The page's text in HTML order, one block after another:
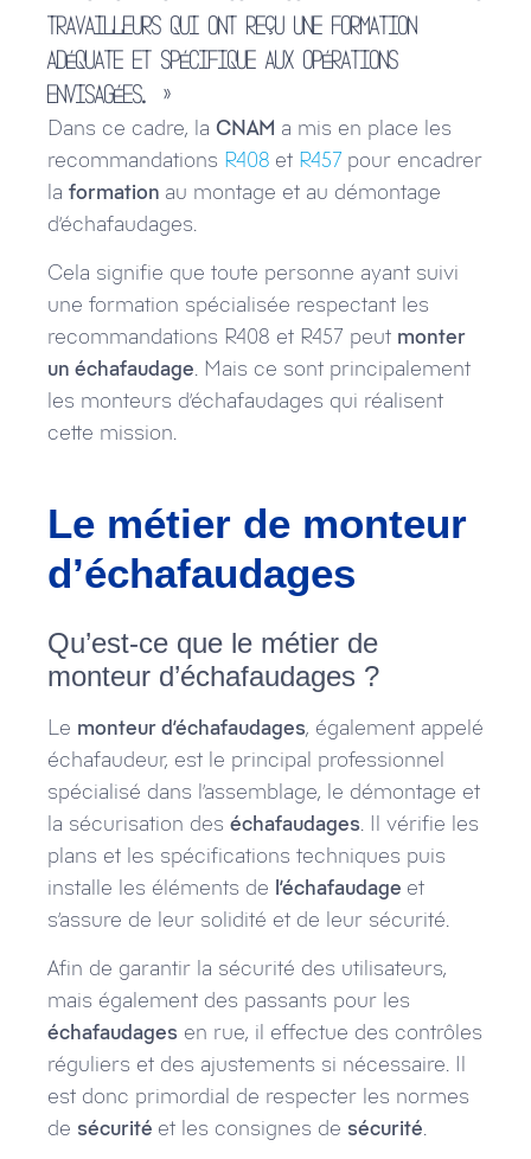
travailleurs qui ont reçu une formation
adéquate et spécifique aux opérations
envisagées. »
Dans ce cadre, la CNAM a mis en place les
recommandations R408 et R457 pour encadrer
la formation au montage et au démontage
d’échafaudages.
Cela signifie que toute personne ayant suivi
une formation spécialisée respectant les
recommandations R408 et R457 peut monter
un échafaudage. Mais ce sont principalement
les monteurs d’échafaudages qui réalisent
cette mission.
Le métier de monteur
d’échafaudages
Qu’est-ce que le métier de
monteur d’échafaudages ?
Le monteur d’échafaudages, également appelé
échafaudeur, est le principal professionnel
spécialisé dans l’assemblage, le démontage et
la sécurisation des échafaudages. Il vérifie les
plans et les spécifications techniques puis
installe les éléments de l’échafaudage et
s’assure de leur solidité et de leur sécurité.
Afin de garantir la sécurité des utilisateurs,
mais également des passants pour les
échafaudages en rue, il effectue des contrôles
réguliers et des ajustements si nécessaire. Il
est donc primordial de respecter les normes
de sécurité et les consignes de sécurité.